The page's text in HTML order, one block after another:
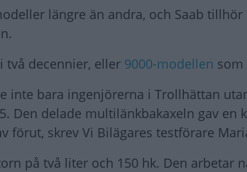
längre än andra, och Saab
två decennier, eller 9000-modellen som
inte bara ingenjörerna i Trollhättan
Den delade multilänkbakaxeln gav en
skrev Vi Bilägares testförare
på två liter och 150 hk. Den arbetar